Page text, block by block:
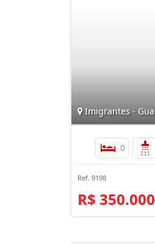
Imigrantes -
0
Ref. 9198
R$